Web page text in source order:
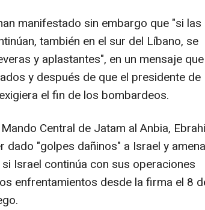
manifestado sin embargo que "si las
también en el sur del Líbano, se
y aplastantes", en un mensaje que
y después de que el presidente de
el fin de los bombardeos.
Central de Jatam al Anbia,
dado "golpes dañinos" a Israel y
Israel continúa con sus operaciones
enfrentamientos desde la firma el 8